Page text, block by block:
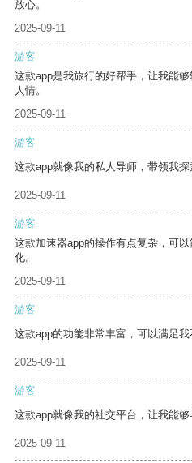
放心。
2025-09-11
游客
这款app是我旅行的好帮手，让我能
人情。
2025-09-11
游客
这款app就像我的私人导师，带领我探
2025-09-11
游客
这款加速器app的操作有点复杂，可
化。
2025-09-11
游客
这款app的功能非常丰富，可以满足我
2025-09-11
游客
这款app就像我的社交平台，让我能够
2025-09-11